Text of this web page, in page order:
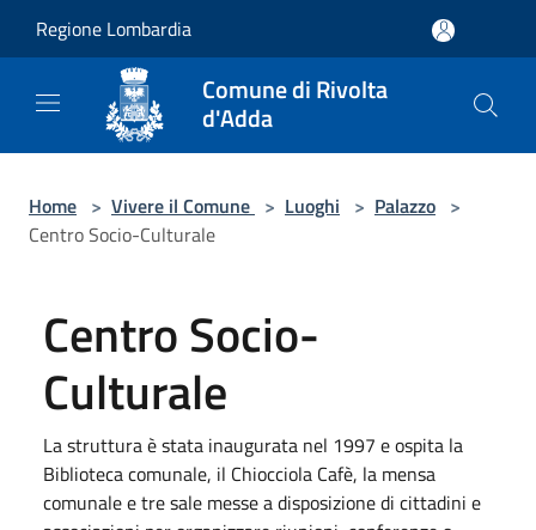
Regione Lombardia
Comune di Rivolta
d'Adda
Home > Vivere il Comune > Luoghi > Palazzo >
Centro Socio-Culturale
Centro Socio-
Culturale
La struttura è stata inaugurata nel 1997 e ospita la
Biblioteca comunale, il Chiocciola Cafè, la mensa
comunale e tre sale messe a disposizione di cittadini e